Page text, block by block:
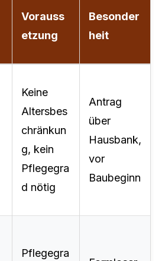
Vorauss
etzung
Besonder
heit
Keine
Altersbes
chränkun
g, kein
Pflegegra
d nötig
Antrag
über
Hausbank,
vor
Baubeginn
Pflegegra